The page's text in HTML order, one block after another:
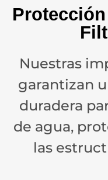
Nuestras
garantizan
duradera
de agua,
las